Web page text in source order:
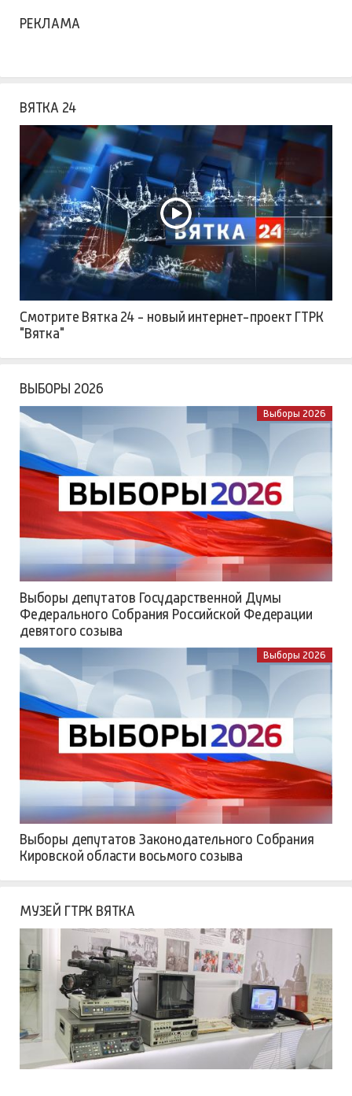
РЕКЛАМА
ВЯТКА 24
Смотрите Вятка 24 - новый интернет-проект ГТРК
"Вятка"
ВЫБОРЫ 2026
Выборы 2026
Выборы депутатов Государственной Думы
Федерального Собрания Российской Федерации
девятого созыва
Выборы 2026
Выборы депутатов Законодательного Собрания
Кировской области восьмого созыва
МУЗЕЙ ГТРК ВЯТКА